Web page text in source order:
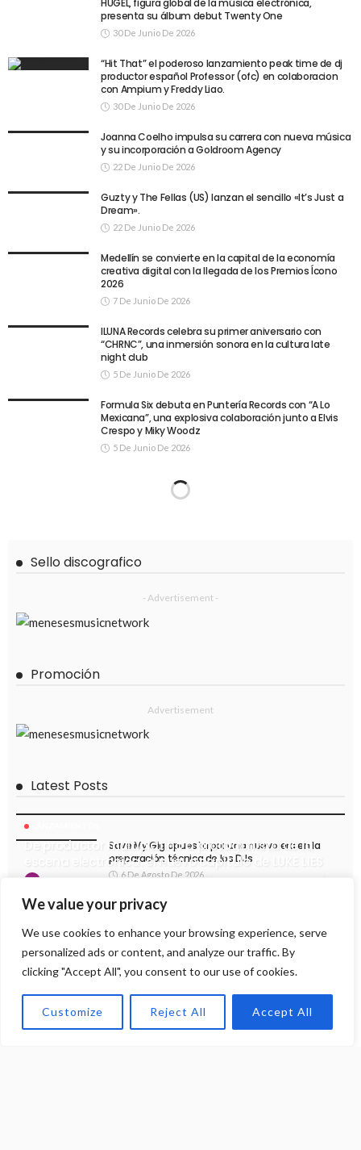
We value your privacy
We use cookies to enhance your browsing experience, serve
personalized ads or content, and analyze our traffic. By
clicking "Accept All", you consent to our use of cookies.
Customize Reject All Accept All
HUGEL, figura global de la música electrónica,
presenta su álbum debut Twenty One
30 De Junio De 2026
“Hit That” el poderoso lanzamiento peak time de dj
productor español Professor (ofc) en colaboracion
con Ampium y Freddy Liao.
30 De Junio De 2026
Joanna Coelho impulsa su carrera con nueva música
y su incorporación a Goldroom Agency
22 De Junio De 2026
Guzty y The Fellas (US) lanzan el sencillo «It’s Just a
Dream».
22 De Junio De 2026
Medellín se convierte en la capital de la economía
creativa digital con la llegada de los Premios Ícono
2026
7 De Junio De 2026
ILUNA Records celebra su primer aniversario con
“CHRNC”, una inmersión sonora en la cultura late
night club
5 De Junio De 2026
Formula Six debuta en Puntería Records con “A Lo
Mexicana”, una explosiva colaboración junto a Elvis
Crespo y Miky Woodz
5 De Junio De 2026
Sello discografico
- Advertisement -
Promoción
Advertisement
Latest Posts
De productor multiplatino a protagonista de la
escena electrónica: el nuevo capítulo de LUKE LIES
Martin Meneses 7 De Agosto De 2026
Save My Gig apuesta por una nueva era en la
preparación técnica de los DJs
6 De Agosto De 2026
Argentina recibe a Set About Showcase, uno de
actual
6 De Agosto De 2026
emocional del Progressive Trance con su nuevo
sencillo «CLOSER»
5 De Agosto De 2026